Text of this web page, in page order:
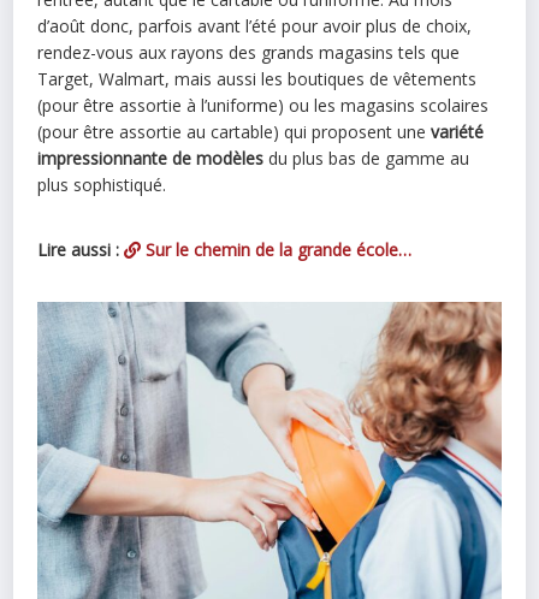
d’août donc, parfois avant l’été pour avoir plus de choix,
rendez-vous aux rayons des grands magasins tels que
Target, Walmart, mais aussi les boutiques de vêtements
(pour être assortie à l’uniforme) ou les magasins scolaires
(pour être assortie au cartable) qui proposent une variété
impressionnante de modèles du plus bas de gamme au
plus sophistiqué.
Lire aussi : Sur le chemin de la grande école…